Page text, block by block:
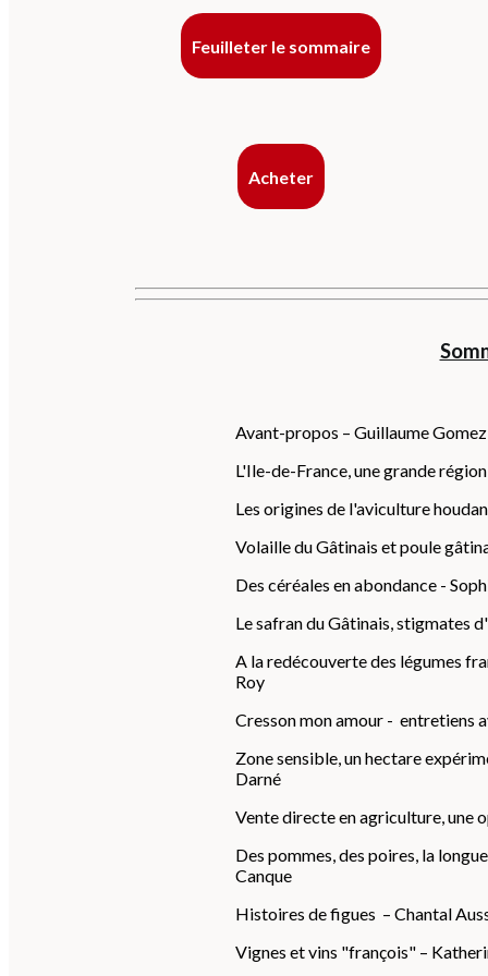
Feuilleter le sommaire
Acheter
Avant-propos – Guillaume Gomez
L'Ile-de-France, une grande
Les origines de l'aviculture
Volaille du Gâtinais et poule
Des céréales en abondance -
Le safran du Gâtinais, stigmates
A la redécouverte des légumes
Roy
Cresson mon amour - entretiens
Zone sensible, un hectare
Darné
Vente directe en agriculture, une
Des pommes, des poires, la
Canque
Histoires de figues – Chantal
Vignes et vins "françois" –